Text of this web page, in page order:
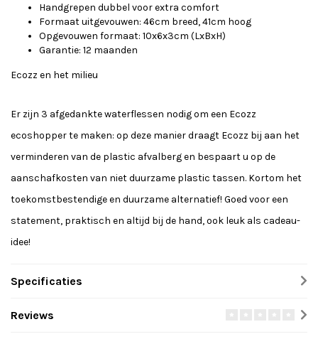
Handgrepen dubbel voor extra comfort
Formaat uitgevouwen: 46cm breed, 41cm hoog
Opgevouwen formaat: 10x6x3cm (LxBxH)
Garantie: 12 maanden
Ecozz en het milieu
Er zijn 3 afgedankte waterflessen nodig om een Ecozz
ecoshopper te maken: op deze manier draagt Ecozz bij aan het
verminderen van de plastic afvalberg en bespaart u op de
aanschafkosten van niet duurzame plastic tassen. Kortom het
toekomstbestendige en duurzame alternatief! Goed voor een
statement, praktisch en altijd bij de hand, ook leuk als cadeau-
idee!
Specificaties
Reviews